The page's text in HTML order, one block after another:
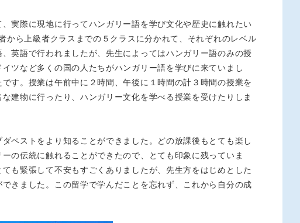
実際に現地に行ってハンガリー語を学び文化や歴史に触れたい
から上級者クラスまでの５クラスに分かれて、それぞれのレベル
英語で行われましたが、先生によってはハンガリー語のみの授
ツなど多くの国の人たちがハンガリー語を学びに来ていまし
す。授業は午前中に２時間、午後に１時間の計３時間の授業を
建物に行ったり、ハンガリー文化を学べる授業を受けたりしま
ペストをより知ることができました。どの放課後もとても楽し
の伝統に触れることができたので、とても印象に残っていま
も緊張して不安もすごくありましたが、先生方をはじめとした
きました。この留学で学んだことを忘れず、これから自分の成